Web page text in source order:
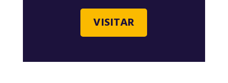
VISITAR